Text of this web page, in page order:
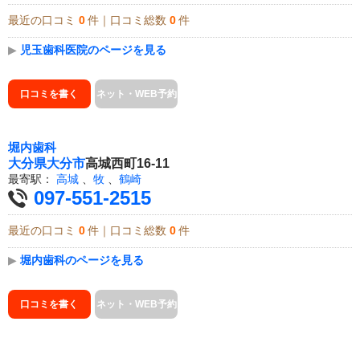
最近の口コミ 0 件｜口コミ総数 0 件
▶ 児玉歯科医院のページを見る
口コミを書く ネット・WEB予約
堀内歯科
大分県大分市高城西町16-11
最寄駅： 高城 牧 鶴崎
097-551-2515
最近の口コミ 0 件｜口コミ総数 0 件
▶ 堀内歯科のページを見る
口コミを書く ネット・WEB予約